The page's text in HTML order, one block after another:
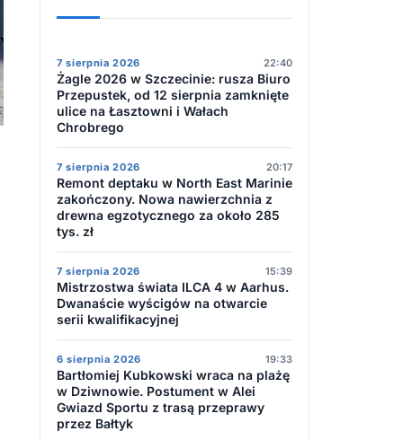
7 sierpnia 2026 22:40
Żagle 2026 w Szczecinie: rusza Biuro
Przepustek, od 12 sierpnia zamknięte
ulice na Łasztowni i Wałach
Chrobrego
7 sierpnia 2026 20:17
Remont deptaku w North East Marinie
zakończony. Nowa nawierzchnia z
drewna egzotycznego za około 285
tys. zł
7 sierpnia 2026 15:39
Mistrzostwa świata ILCA 4 w Aarhus.
Dwanaście wyścigów na otwarcie
serii kwalifikacyjnej
6 sierpnia 2026 19:33
Bartłomiej Kubkowski wraca na plażę
w Dziwnowie. Postument w Alei
Gwiazd Sportu z trasą przeprawy
przez Bałtyk